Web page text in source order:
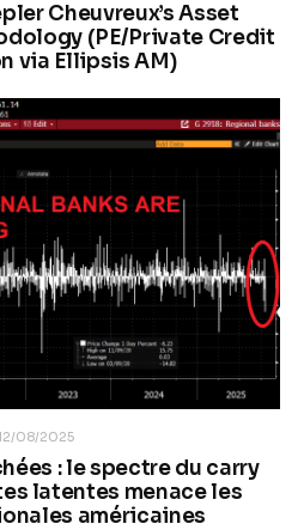
Cheuvreux’s Asset
(PE/Private Credit
via Ellipsis AM)
08/2025
: le spectre du carry
latentes menace les
américaines